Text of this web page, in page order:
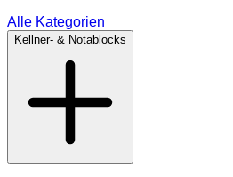
Alle Kategorien
Kellner- & Notablocks